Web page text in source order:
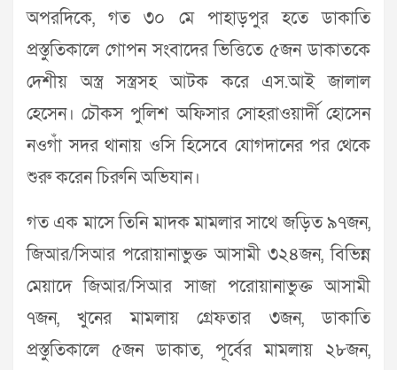
অপরদিকে, গত ৩০ মে পাহাড়পুর হতে ডাকাতি
প্রস্তুতিকালে গোপন সংবাদের ভিত্তিতে ৫জন ডাকাতকে
দেশীয় অস্ত্র সস্ত্রসহ আটক করে এস.আই জালাল
হেসেন। চৌকস পুলিশ অফিসার সোহরাওয়ার্দী হোসেন
নওগাঁ সদর থানায় ওসি হিসেবে যোগদানের পর থেকে
শুরু করেন চিরুনি অভিযান।
গত এক মাসে তিনি মাদক মামলার সাথে জড়িত ৯৭জন,
জিআর/সিআর পরোয়ানাভুক্ত আসামী ৩২৪জন, বিভিন্ন
মেয়াদে জিআর/সিআর সাজা পরোয়ানাভুক্ত আসামী
৭জন, খুনের মামলায় গ্রেফতার ৩জন, ডাকাতি
প্রস্তুতিকালে ৫জন ডাকাত, পূর্বের মামলায় ২৮জন,